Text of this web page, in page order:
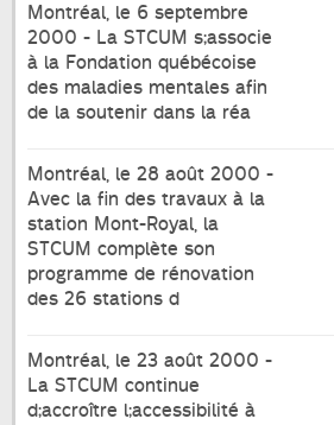
Montréal, le 6 septembre
2000 - La STCUM s;associe
à la Fondation québécoise
des maladies mentales afin
de la soutenir dans la réa
Montréal, le 28 août 2000 -
Avec la fin des travaux à la
station Mont-Royal, la
STCUM complète son
programme de rénovation
des 26 stations d
Montréal, le 23 août 2000 -
La STCUM continue
d;accroître l;accessibilité à